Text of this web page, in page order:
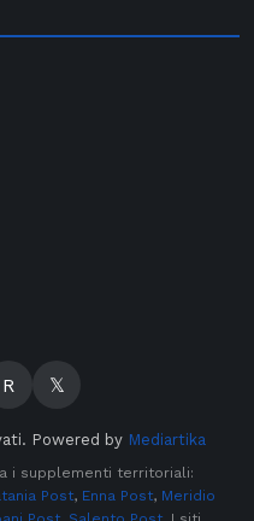
R 𝕏
Powered by Mediartika
i supplementi territoriali:
Post, Enna Post, Meridio